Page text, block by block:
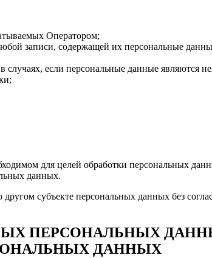
Оператором;
записи, содержащей их персональные
если персональные данные являются
для целей обработки персональных
данных.
субъекте персональных данных без
ПЕРСОНАЛЬНЫХ
ДАННЫХ